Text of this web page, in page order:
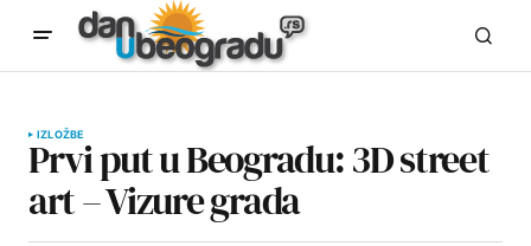
IZLOŽBE
Prvi put u Beogradu: 3D street
art – Vizure grada